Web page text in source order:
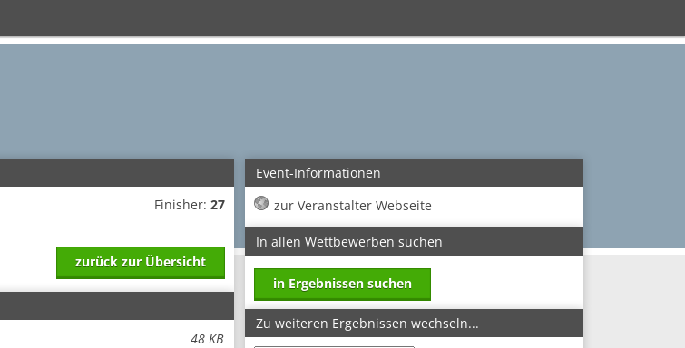
Finisher: 27
zurück zur Übersicht
48 KB
Event-Informationen
zur Veranstalter Webseite
In allen Wettbewerben suchen
in Ergebnissen suchen
Zu weiteren Ergebnissen wechseln...